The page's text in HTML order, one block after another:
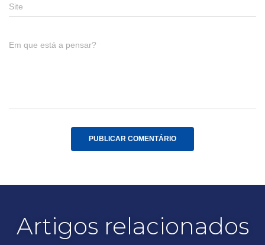
Site
Em que está a pensar?
Artigos relacionados